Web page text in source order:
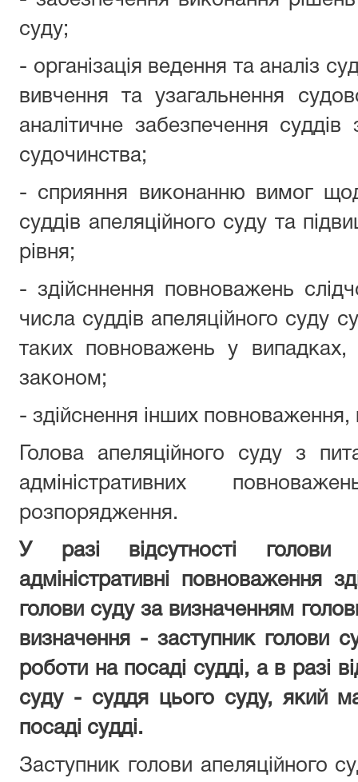
суду;
- організація ведення та аналіз
вивчення та узагальнення
аналітичне забезпечення
судочинства;
- сприяння виконанню вимог
суддів апеляційного суду та
рівня;
- здійсннення повноважень
числа суддів апеляційного суду
таких повноважень у випадках,
законом;
- здійснення інших повноваження,
Голова апеляційного суду з
адміністративних
розпорядження.
У разі відсутності голови
адміністративні повноваження
голови суду за визначенням
визначення - заступник голови
роботи на посаді судді, а в разі
суду - суддя цього суду, який
посаді судді.
Заступник голови апеляційного